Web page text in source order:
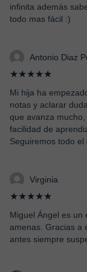
infinita además
todo mas fácil :)
Antonio Diaz
★★★★★
Mi hija ha
notas y aclarar
que avanza
facilidad de
Seguiremos todo el
Virginia
★★★★★
Miguel Ángel es un
amenas. Gracias a
antes siempre